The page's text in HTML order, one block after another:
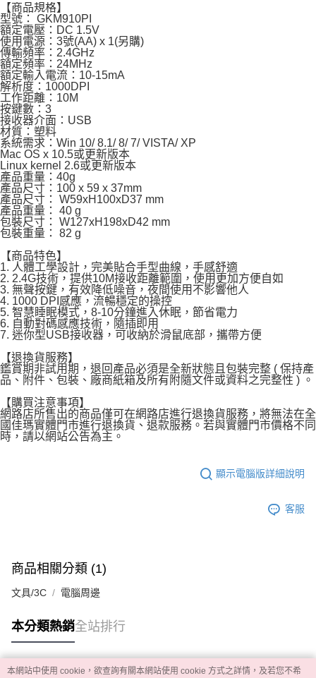
每筆NT$60，滿NT$599(含以上)免運費
宅配
每筆NT$120，滿NT$1,999(含以上)免運費
【商品規格】
型號： GKM910PI
額定電壓：DC 1.5V
使用電源：3號(AA) x 1(另購)
傳輸頻率：2.4GHz
額定頻率：24MHz
額定輸入電流：10-15mA
解析度：1000DPI
工作距離：10M
按鍵數：3
接收器介面：USB
材質：塑料
系統需求：Win 10/ 8.1/ 8/ 7/ VISTA/ XP
Mac OS x 10.5或更新版本
Linux kernel 2.6或更新版本
產品重量：40g
產品尺寸：100 x 59 x 37mm
產品尺寸： W59xH100xD37 mm
產品重量： 40 g
包裝尺寸： W127xH198xD42 mm
包裝重量： 82 g
【商品特色】
1. 人體工學設計，完美貼合手型曲線，手感舒適
2. 2.4G技術，提供10M接收距離範圍，使用更加方便自如
3. 無聲按鍵，有效降低噪音，夜間使用不影響他人
4. 1000 DPI感應，流暢穩定的操控
5. 智慧睡眠模式，8-10分鐘進入休眠，節省電力
6. 自動對碼感應技術，隨插即用
7. 迷你型USB接收器，可收納於滑鼠底部，攜帶方便
【退換貨服務】
鑑賞期非試用期，退回產品必須是全新狀態且包裝完整 ( 保持產
品、附件、包裝、廠商紙箱及所有附隨文件或資料之完整性 ) 。
【購買注意事項】
網路店所售出的商品僅可在網路店進行退換貨服務，將無法在全
國佳瑪實體門市進行退換貨、退款服務。若與實體門市價格不同
時，請以網站公告為主。
顯示電腦版詳細說明
客服
商品相關分類 (1)
文具/3C 電腦周邊
本分類熱銷全站排行
本網站中使用 cookie，欲查詢有關本網站使用 cookie 方式之詳情，及若您不希